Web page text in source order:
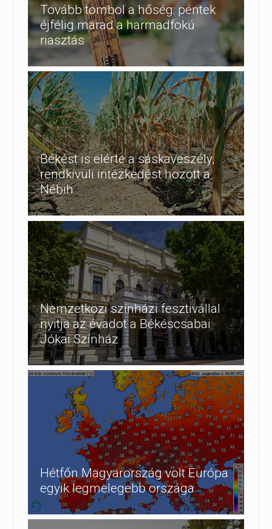
Tovább tombol a hőség: péntek
éjfélig marad a harmadfokú
riasztás
Békést is elérte a sáskaveszély,
rendkívüli intézkedést hozott a
Nébih
Nemzetközi színházi fesztivállal
nyitja az évadot a Békéscsabai
Jókai Színház
Hétfőn Magyarország volt Európa
egyik legmelegebb országa